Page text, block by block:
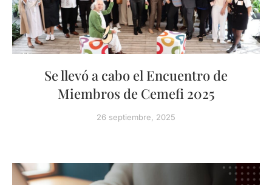
Se llevó a cabo el Encuentro de
Miembros de Cemefi 2025
26 septiembre, 2025